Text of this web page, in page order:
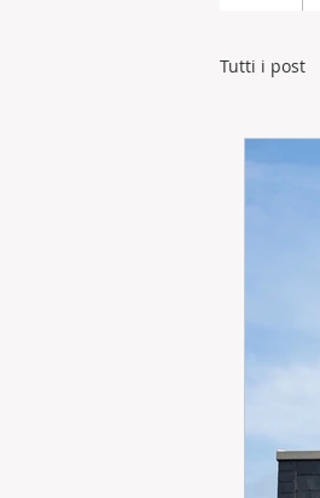
Tutti i post